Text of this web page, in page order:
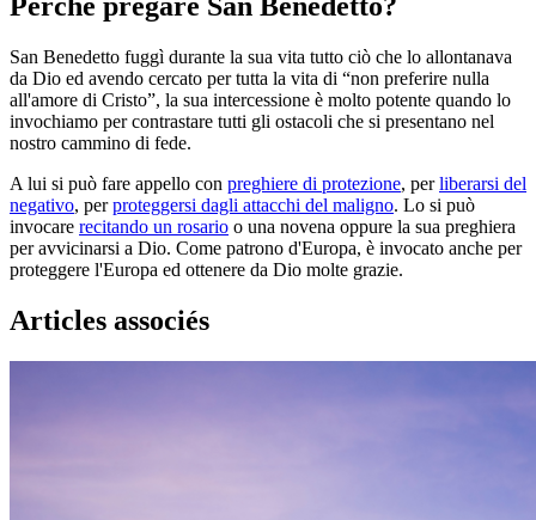
San Benedetto fuggì durante la sua vita tutto ciò che lo allontanava
da Dio ed avendo cercato per tutta la vita di “non preferire nulla
all'amore di Cristo”, la sua intercessione è molto potente quando lo
invochiamo per contrastare tutti gli ostacoli che si presentano nel
nostro cammino di fede.
A lui si può fare appello con preghiere di protezione, perliberarsi del
negativo, perproteggersi dagli attacchi del maligno. Lo si può
invocare recitando un rosario o una novena oppure la sua preghiera
per avvicinarsi a Dio. Come patrono d'Europa, è invocato anche per
proteggere l'Europa ed ottenere da Dio molte grazie.
Articles associés